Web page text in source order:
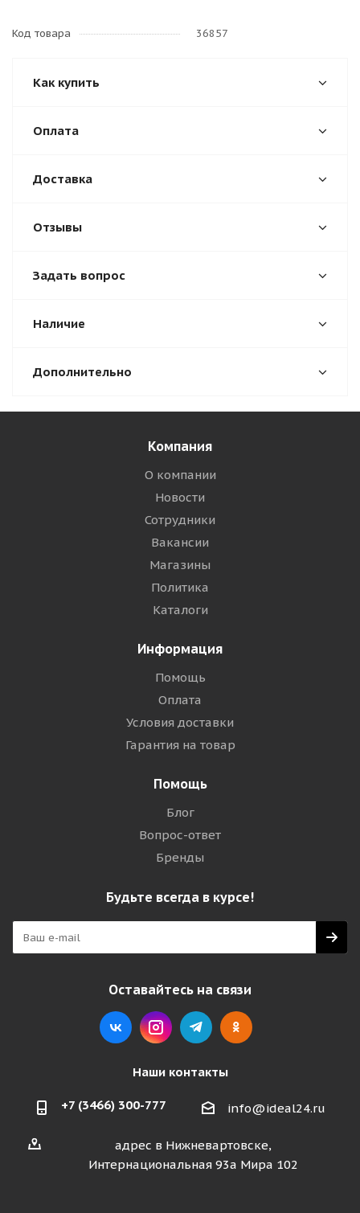
Код товара 36857
Как купить
Оплата
Доставка
Отзывы
Задать вопрос
Наличие
Дополнительно
Компания
О компании
Новости
Сотрудники
Вакансии
Магазины
Политика
Каталоги
Информация
Помощь
Оплата
Условия доставки
Гарантия на товар
Помощь
Блог
Вопрос-ответ
Бренды
Будьте всегда в курсе!
Оставайтесь на связи
Наши контакты
+7 (3466) 300-777 info@ideal24.ru
адрес в Нижневартовске,
Интернациональная 93а Мира 102